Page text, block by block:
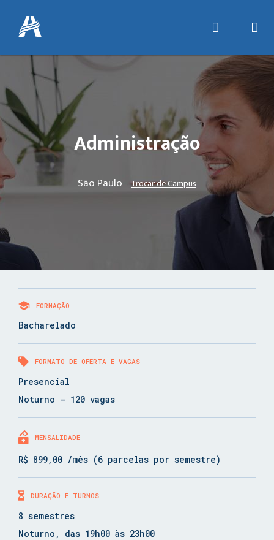
Administração
São Paulo Trocar de Campus
FORMAÇÃO
Bacharelado
FORMATO DE OFERTA E VAGAS
Presencial
Noturno - 120 vagas
MENSALIDADE
R$ 899,00 /mês (6 parcelas por semestre)
DURAÇÃO E TURNOS
8 semestres
Noturno, das 19h00 às 23h00